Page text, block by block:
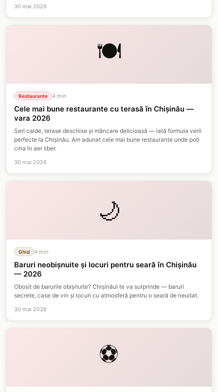
30 mai 2026
🍽️
Restaurante 4 min
Cele mai bune restaurante cu terasă în Chișinău —
vara 2026
Seri calde, terase deschise și mâncare delicioasă — iată formula verii
perfecte la Chișinău. Am adunat cele mai bune restaurante unde poți
cina în aer liber.
30 mai 2026
🌙
Ghid 4 min
Baruri neobișnuite și locuri pentru seară în Chișinău
— 2026
Obosit de barurile obișnuite? Chișinăul te va surprinde — baruri
secrete, case de vin și locuri cu atmosferă pentru o seară de neuitat.
30 mai 2026
⚽